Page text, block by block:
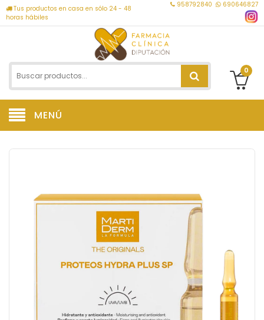
Tus productos en casa en sólo 24 - 48
horas hábiles
958792840 690646827
0
MENÚ